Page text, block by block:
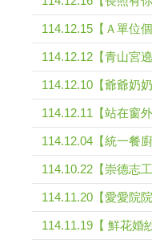
114.12.15【Ａ單位
114.12.12【青山宮遶
114.12.10【爺爺奶
114.12.11【站在窗
114.12.04【統一餐
114.10.22【崇德志工
114.11.20【愛愛院
114.11.19【 鮮花婚